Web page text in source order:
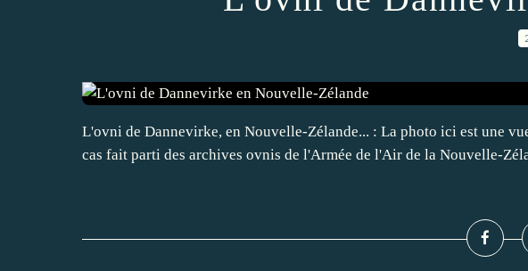
L'ovni de Dannevirke, en Nouvelle-Zélande... : La photo ici est une
cas fait parti des archives ovnis de l'Armée de l'Air de la Nouvelle-